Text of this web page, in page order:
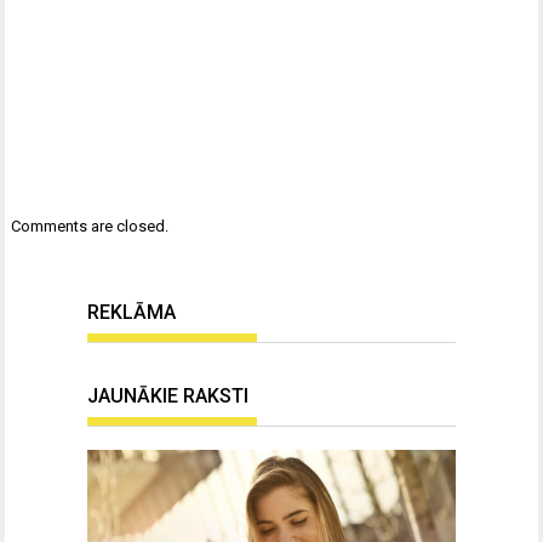
Comments are closed.
REKLĀMA
JAUNĀKIE RAKSTI